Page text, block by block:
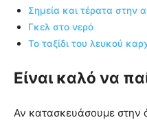
Σημεία και τέρατα στην
Γκελ στο νερό
Το ταξίδι του λευκού
Είναι καλό να
Αν κατασκευάσουμε στην